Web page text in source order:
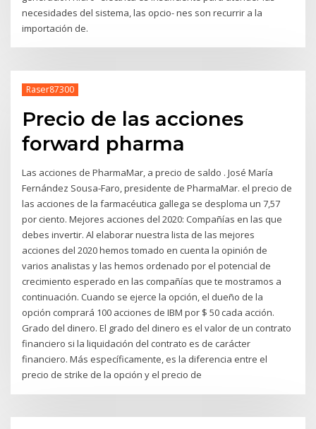
necesidades del sistema, las opcio- nes son recurrir a la
importación de.
Raser87300
Precio de las acciones
forward pharma
Las acciones de PharmaMar, a precio de saldo . José María
Fernández Sousa-Faro, presidente de PharmaMar. el precio de
las acciones de la farmacéutica gallega se desploma un 7,57
por ciento. Mejores acciones del 2020: Compañías en las que
debes invertir. Al elaborar nuestra lista de las mejores
acciones del 2020 hemos tomado en cuenta la opinión de
varios analistas y las hemos ordenado por el potencial de
crecimiento esperado en las compañías que te mostramos a
continuación. Cuando se ejerce la opción, el dueño de la
opción comprará 100 acciones de IBM por $ 50 cada acción.
Grado del dinero. El grado del dinero es el valor de un contrato
financiero si la liquidación del contrato es de carácter
financiero. Más específicamente, es la diferencia entre el
precio de strike de la opción y el precio de